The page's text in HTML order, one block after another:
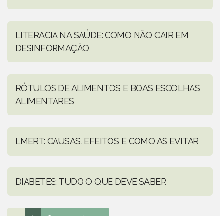
LITERACIA NA SAÚDE: COMO NÃO CAIR EM
DESINFORMAÇÃO
RÓTULOS DE ALIMENTOS E BOAS ESCOLHAS
ALIMENTARES
LMERT: CAUSAS, EFEITOS E COMO AS EVITAR
DIABETES: TUDO O QUE DEVE SABER